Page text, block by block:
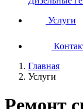
Услуги
Главная
Услуги